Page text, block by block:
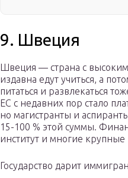
9. Швеция
Швеция — страна с
издавна едут учиться, а
питаться и развлекаться
ЕС с недавних пор стало
но магистранты и
15-100 % этой суммы.
институт и многие
Государство дарит